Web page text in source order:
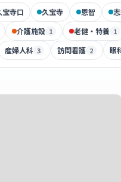
宝寺口 久宝寺 恩智
介護施設 1 老健・特養 1
産婦人科 3 訪問看護 2 眼